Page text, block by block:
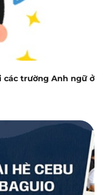
trường Anh ngữ ở